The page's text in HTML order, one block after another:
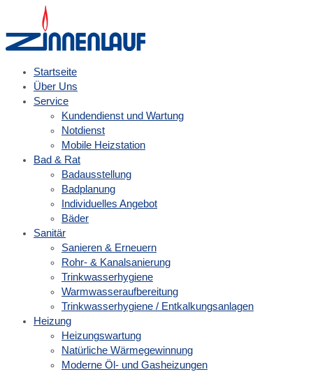
springen
Startseite
Über Uns
Service
Kundendienst und Wartung
Notdienst
Mobile Heizstation
Bad & Rat
Badausstellung
Badplanung
Individuelles Angebot
Bäder
Sanitär
Sanieren & Erneuern
Rohr- & Kanalsanierung
Trinkwasserhygiene
Warmwasseraufbereitung
Trinkwasserhygiene / Entkalkungsanlagen
Heizung
Heizungswartung
Natürliche Wärmegewinnung
Moderne Öl- und Gasheizungen